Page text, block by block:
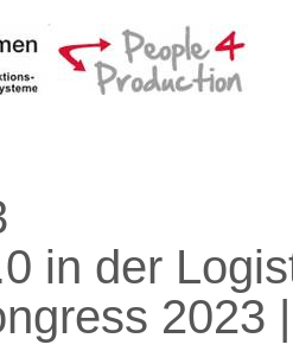
in der
2023